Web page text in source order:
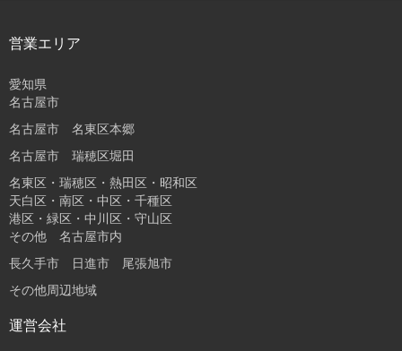
営業エリア
愛知県
名古屋市
名古屋市 名東区本郷
名古屋市 瑞穂区堀田
名東区・瑞穂区・熱田区・昭和区
天白区・南区・中区・千種区
港区・緑区・中川区・守山区
その他 名古屋市内
長久手市 日進市 尾張旭市
その他周辺地域
運営会社